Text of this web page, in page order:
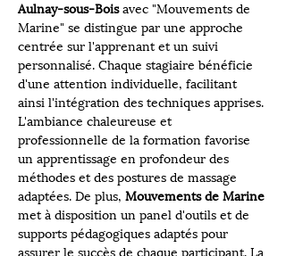
Aulnay-sous-Bois avec "Mouvements de
Marine" se distingue par une approche
centrée sur l'apprenant et un suivi
personnalisé. Chaque stagiaire bénéficie
d'une attention individuelle, facilitant
ainsi l'intégration des techniques apprises.
L'ambiance chaleureuse et
professionnelle de la formation favorise
un apprentissage en profondeur des
méthodes et des postures de massage
adaptées. De plus, Mouvements de Marine
met à disposition un panel d'outils et de
supports pédagogiques adaptés pour
assurer le succès de chaque participant. La